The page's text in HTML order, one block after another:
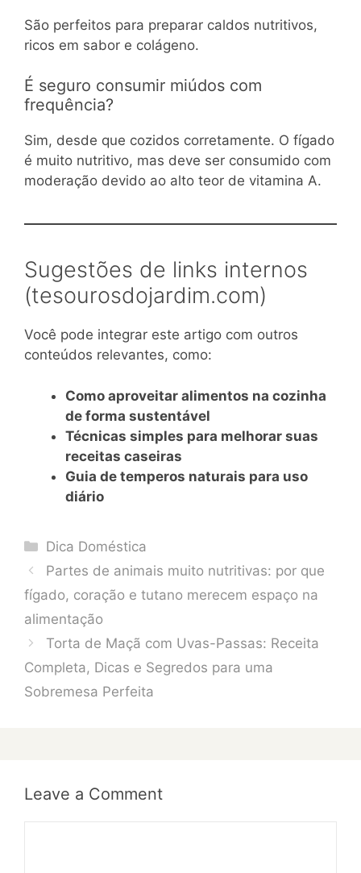
São perfeitos para preparar caldos nutritivos,
ricos em sabor e colágeno.
É seguro consumir miúdos com
frequência?
Sim, desde que cozidos corretamente. O fígado
é muito nutritivo, mas deve ser consumido com
moderação devido ao alto teor de vitamina A.
Sugestões de links internos
(tesourosdojardim.com)
Você pode integrar este artigo com outros
conteúdos relevantes, como:
Como aproveitar alimentos na cozinha
de forma sustentável
Técnicas simples para melhorar suas
receitas caseiras
Guia de temperos naturais para uso
diário
Categories
Dica Doméstica
Partes de animais muito nutritivas: por que
fígado, coração e tutano merecem espaço na
alimentação
Torta de Maçã com Uvas-Passas: Receita
Completa, Dicas e Segredos para uma
Sobremesa Perfeita
Leave a Comment